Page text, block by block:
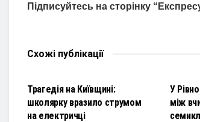
Підписуйтесь на сторінку
Схожі публікації
Трагедія на Київщині:
школярку вразило струмом
на електричці
У
між